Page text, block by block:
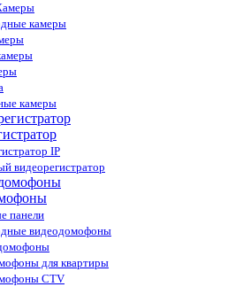
камеры
камеры
IP
видеорегистратор
панели
видеодомофоны
для квартиры
CTV